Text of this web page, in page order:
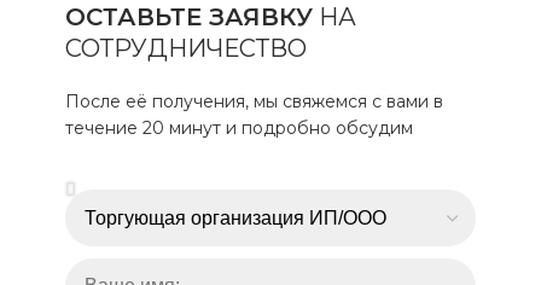
ОСТАВЬТЕ ЗАЯВКУ НА
СОТРУДНИЧЕСТВО
После её получения, мы свяжемся с вами в
течение 20 минут и подробно обсудим